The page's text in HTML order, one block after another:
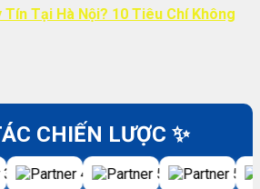
Tín Tại Hà Nội? 10 Tiêu Chí Không
CHIẾN LƯỢC ✨